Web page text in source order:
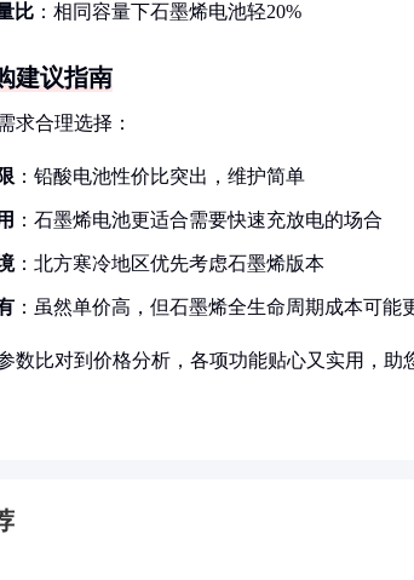
比 ：相同容量下石墨烯电池轻20%
建议指南
求合理选择：
：铅酸电池性价比突出，维护简单
：石墨烯电池更适合需要快速充放电的场合
：北方寒冷地区优先考虑石墨烯版本
：虽然单价高，但石墨烯全生命周期成本可能
数比对到价格分析，各项功能贴心又实用，